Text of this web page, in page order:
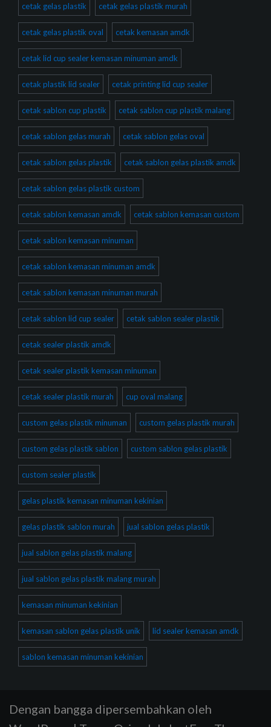
cetak gelas plastik cetak gelas plastik murah
cetak gelas plastik oval cetak kemasan amdk
cetak lid cup sealer kemasan minuman amdk
cetak plastik lid sealer cetak printing lid cup sealer
cetak sablon cup plastik cetak sablon cup plastik malang
cetak sablon gelas murah cetak sablon gelas oval
cetak sablon gelas plastik cetak sablon gelas plastik amdk
cetak sablon gelas plastik custom
cetak sablon kemasan amdk cetak sablon kemasan custom
cetak sablon kemasan minuman
cetak sablon kemasan minuman amdk
cetak sablon kemasan minuman murah
cetak sablon lid cup sealer cetak sablon sealer plastik
cetak sealer plastik amdk
cetak sealer plastik kemasan minuman
cetak sealer plastik murah cup oval malang
custom gelas plastik minuman custom gelas plastik murah
custom gelas plastik sablon custom sablon gelas plastik
custom sealer plastik
gelas plastik kemasan minuman kekinian
gelas plastik sablon murah jual sablon gelas plastik
jual sablon gelas plastik malang
jual sablon gelas plastik malang murah
kemasan minuman kekinian
kemasan sablon gelas plastik unik lid sealer kemasan amdk
sablon kemasan minuman kekinian
Dengan bangga dipersembahkan oleh